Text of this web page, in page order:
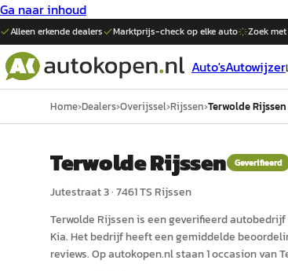
Ga naar inhoud
Alleen erkende dealers Marktprijs-check op elkeauto Zoek met
Auto'sAutowijzer
Home›Dealers›Overijssel›Rijssen›Terwolde Rijssen
Terwolde Rijssen Geverifieerd
Jutestraat 3·7461 TS Rijssen
Terwolde Rijssenis eengeverifieerdautobedrijf
Kia. Het bedrijf heeft een gemiddelde
reviews.Op autokopen.nl staan 1 occasion van